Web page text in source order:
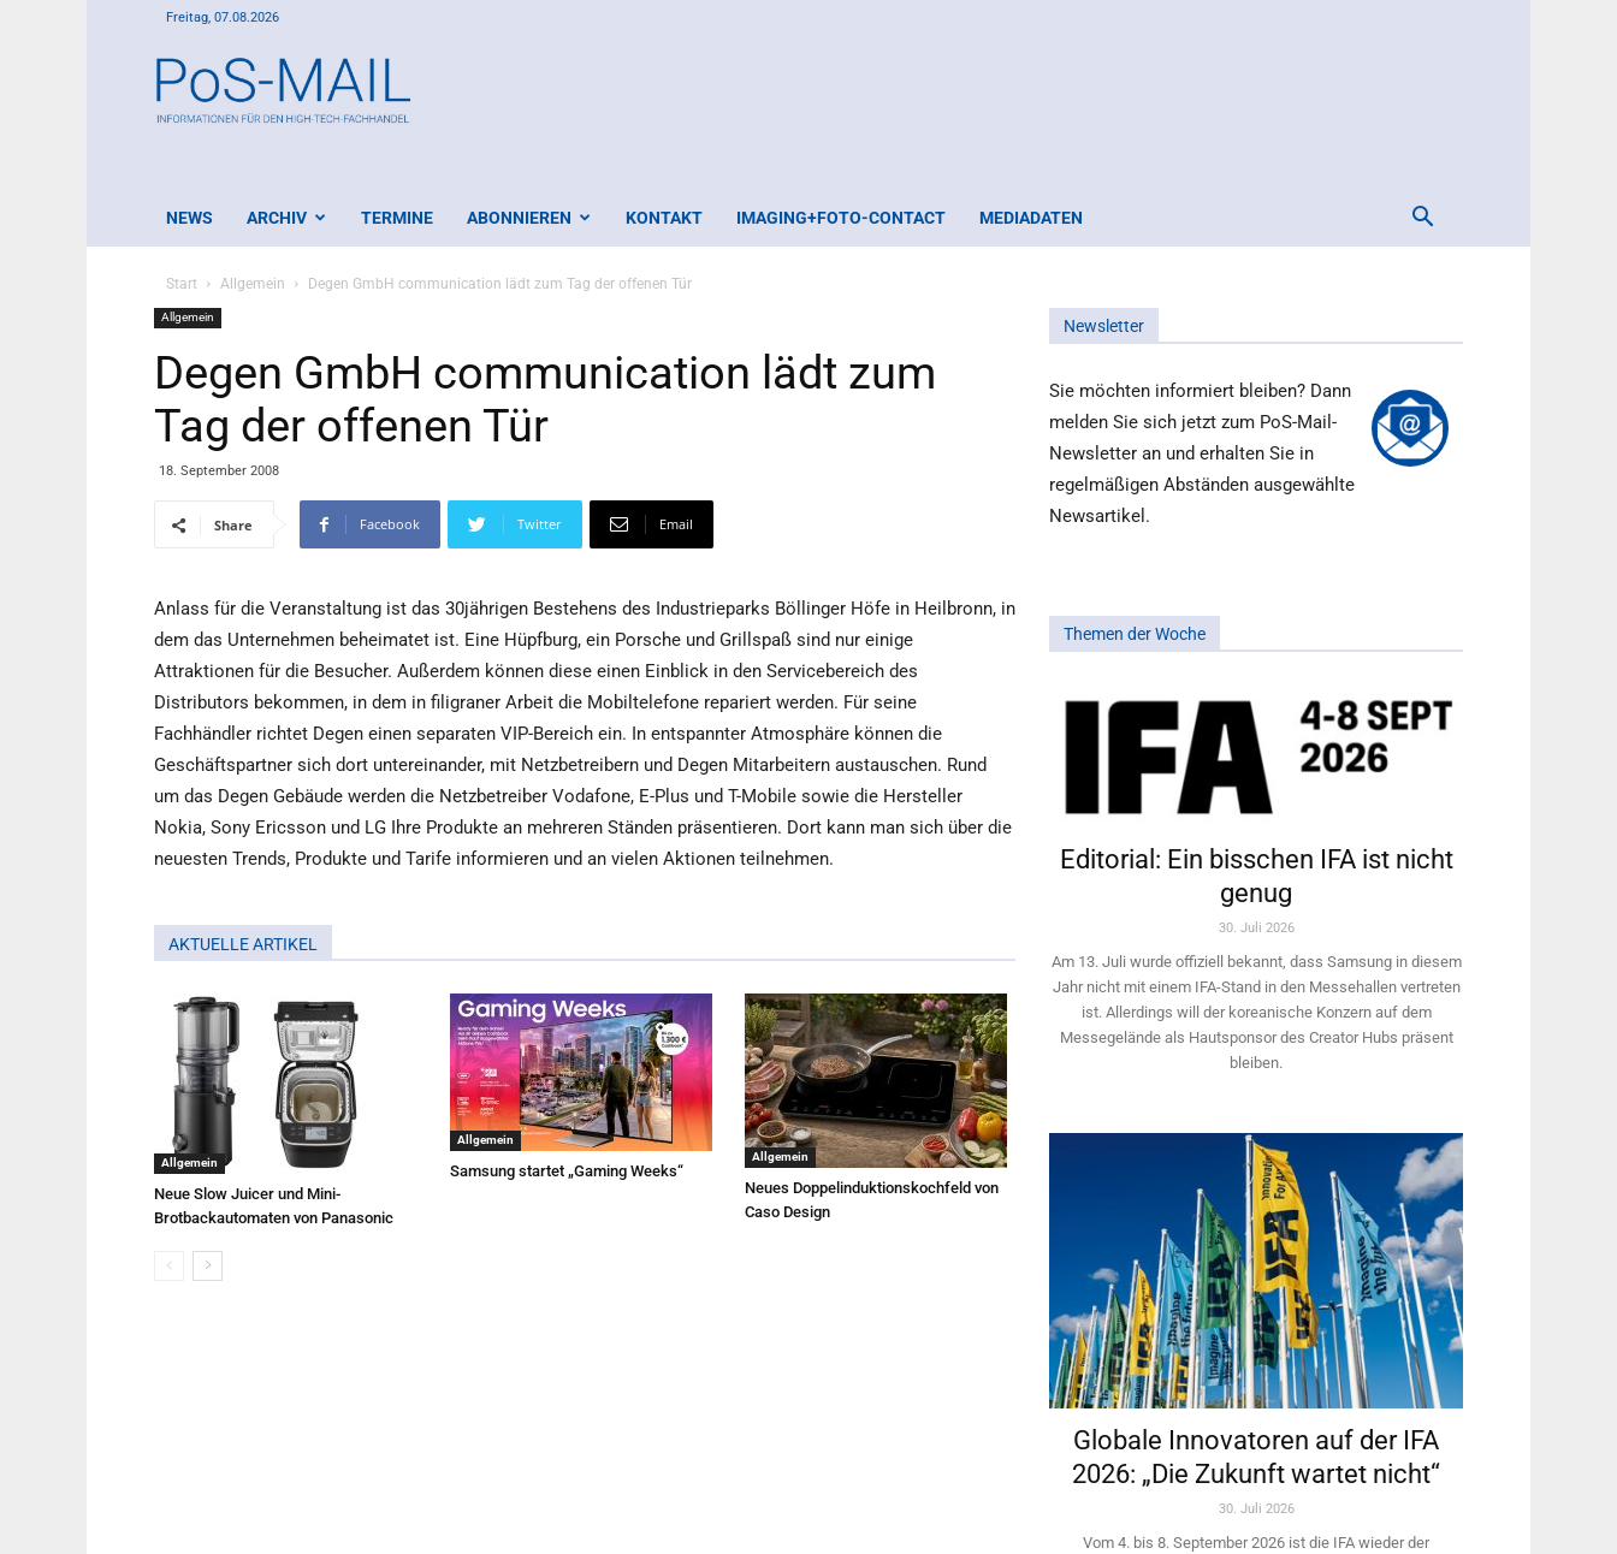
Freitag, 07.08.2026
Mail
NEWS ARCHIV TERMINE ABONNIEREN KONTAKT IMAGING+FOTO-CONTACT MEDIADATEN
Start Allgemein Degen GmbH communication lädt zum Tag der offenen Tür
Allgemein
Degen GmbH communication lädt zum
Tag der offenen Tür
18. September 2008
Share Facebook Twitter Email
Anlass für die Veranstaltung ist das 30jährigen Bestehens des Industrieparks Böllinger Höfe in Heilbronn, in
dem das Unternehmen beheimatet ist. Eine Hüpfburg, ein Porsche und Grillspaß sind nur einige
Attraktionen für die Besucher. Außerdem können diese einen Einblick in den Servicebereich des
Distributors bekommen, in dem in filigraner Arbeit die Mobiltelefone repariert werden. Für seine
Fachhändler richtet Degen einen separaten VIP-Bereich ein. In entspannter Atmosphäre können die
Geschäftspartner sich dort untereinander, mit Netzbetreibern und Degen Mitarbeitern austauschen. Rund
um das Degen Gebäude werden die Netzbetreiber Vodafone, E-Plus und T-Mobile sowie die Hersteller
Nokia, Sony Ericsson und LG Ihre Produkte an mehreren Ständen präsentieren. Dort kann man sich über die
neuesten Trends, Produkte und Tarife informieren und an vielen Aktionen teilnehmen.
AKTUELLE ARTIKEL
Allgemein
Neue Slow Juicer und Mini-
Brotbackautomaten von Panasonic
Allgemein
Samsung startet „Gaming Weeks“
Allgemein
Neues Doppelinduktionskochfeld von
Caso Design
Newsletter
Sie möchten informiert bleiben? Dann
melden Sie sich jetzt zum PoS-Mail-
Newsletter an und erhalten Sie in
regelmäßigen Abständen ausgewählte
Newsartikel.
Themen der Woche
Editorial: Ein bisschen IFA ist nicht
genug
30. Juli 2026
Am 13. Juli wurde offiziell bekannt, dass Samsung in diesem
Jahr nicht mit einem IFA-Stand in den Messehallen vertreten
ist. Allerdings will ­der koreanische Konzern auf dem
Messegelände als Hautsponsor des Creator Hubs präsent
bleiben.
Globale Innovatoren auf der IFA
2026: „Die Zukunft wartet nicht“
30. Juli 2026
Vom 4. bis 8. September 2026 ist die IFA wieder der